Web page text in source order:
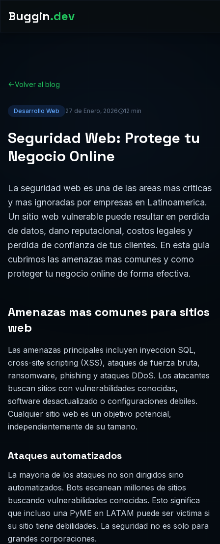
Buggin.dev
Volver al blog
Desarrollo Web 27 de Enero, 2026 12 min
Seguridad Web: Protege tu
Negocio Online
La seguridad web es una de las areas mas criticas
y mas ignoradas por empresas en Latinoamerica.
Un sitio web vulnerable puede resultar en perdida
de datos, dano reputacional, costos legales y
perdida de confianza de tus clientes. En esta guia
cubrimos las amenazas mas comunes y como
proteger tu negocio online de forma efectiva.
Amenazas mas comunes para sitios
web
Las amenazas principales incluyen inyeccion SQL,
cross-site scripting (XSS), ataques de fuerza bruta,
ransomware, phishing y ataques DDoS. Los atacantes
buscan sitios con vulnerabilidades conocidas,
software desactualizado o configuraciones debiles.
Cualquier sitio web es un objetivo potencial,
independientemente de su tamano.
Ataques automatizados
La mayoria de los ataques no son dirigidos sino
automatizados. Bots escanean millones de sitios
buscando vulnerabilidades conocidas. Esto significa
que incluso una PyME en LATAM puede ser victima si
su sitio tiene debilidades. La seguridad no es solo para
grandes corporaciones.